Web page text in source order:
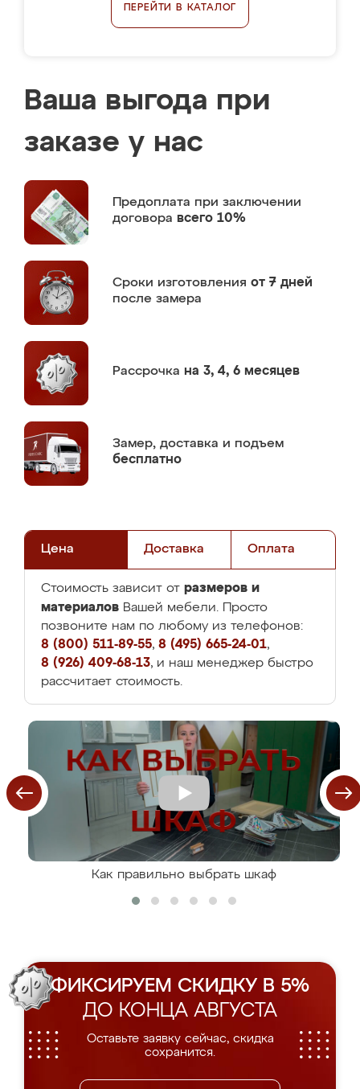
ПЕРЕЙТИ В КАТАЛОГ
Ваша выгода при
заказе у нас
Предоплата при заключении
договора всего 10%
Сроки изготовления от 7 дней
после замера
Рассрочка на 3, 4, 6 месяцев
Замер, доставка и подъем
бесплатно
Цена Доставка Оплата
Стоимость зависит от размеров и
материалов Вашей мебели. Просто
позвоните нам по любому из телефонов:
8 (800) 511-89-55, 8 (495) 665-24-01,
8 (926) 409-68-13, и наш менеджер быстро
рассчитает стоимость.
Как правильно выбрать шкаф
ФИКСИРУЕМ СКИДКУ В 5%
ДО КОНЦА АВГУСТА
Оставьте заявку сейчас, скидка
сохранится.